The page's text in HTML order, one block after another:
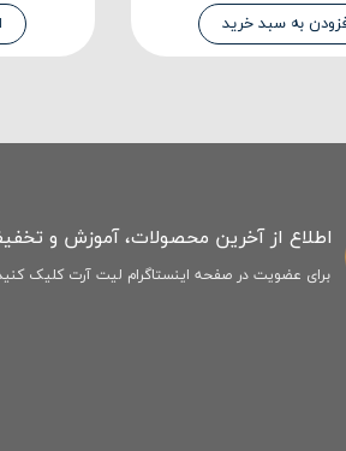
به سبد خرید
اطلاع از آخرین محصولات، آموزش و
برای عضویت در صفحه اینستاگرام لیت آرت کلیک